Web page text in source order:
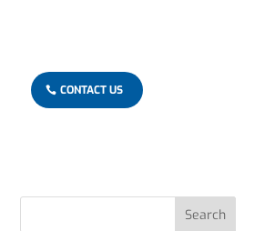
CONTACT US
Search